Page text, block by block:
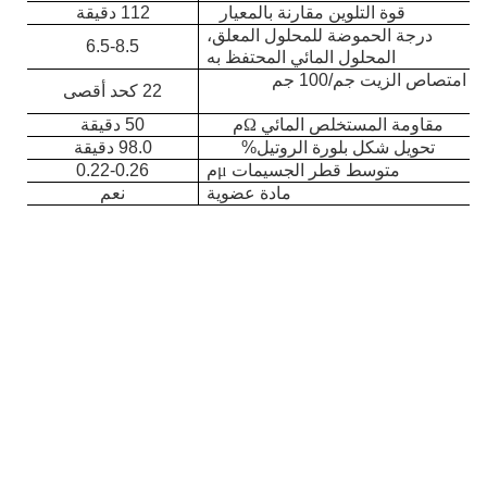
قوة التلوين مقارنة بالمعيار
112 دقيقة
درجة الحموضة للمحلول المعلق،
المحلول المائي المحتفظ به
6.5-8.5
امتصاص الزيت جم/100 جم
22 كحد أقصى
مقاومة المستخلص المائي Ωم
50 دقيقة
تحويل شكل بلورة الروتيل%
98.0 دقيقة
متوسط قطر الجسيمات μم
0.22-0.26
مادة عضوية
نعم